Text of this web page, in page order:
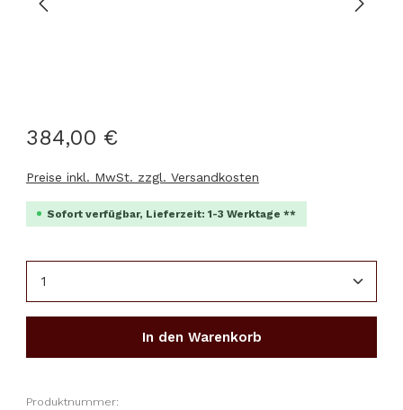
384,00 €
Preise inkl. MwSt. zzgl. Versandkosten
Sofort verfügbar, Lieferzeit: 1-3 Werktage **
In den Warenkorb
Produktnummer: